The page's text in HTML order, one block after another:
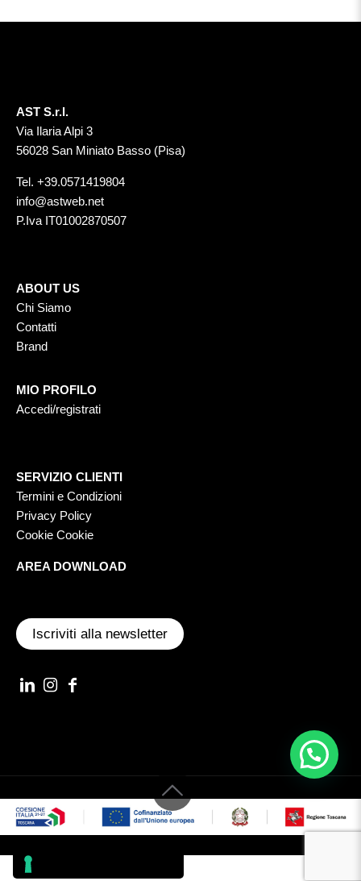
AST S.r.l.
Via Ilaria Alpi 3
56028 San Miniato Basso (Pisa)
Tel. +39.0571419804
info@astweb.net
P.Iva IT01002870507
ABOUT US
Chi Siamo
Contatti
Brand
MIO PROFILO
Accedi/registrati
SERVIZIO CLIENTI
Termini e Condizioni
Privacy Policy
Cookie Cookie
AREA DOWNLOAD
Iscriviti alla newsletter
© 2022 AST S.R.L. VIA ILARIA ALPI, 3 56028 SAN MINIATO (PI) -
REA PI97859 - P.IVA/CF/Nr iscriz. 01002870507 CAP. SOC. 51.480 €